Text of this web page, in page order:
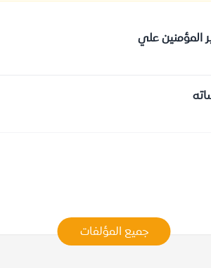
المؤمنين علي
جميع المؤلفات